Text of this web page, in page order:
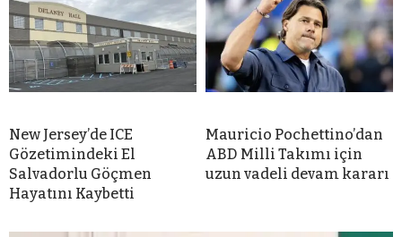
New Jersey’de ICE
Gözetimindeki El
Salvadorlu Göçmen
Hayatını Kaybetti
Mauricio Pochettino’dan
ABD Milli Takımı için
uzun vadeli devam kararı